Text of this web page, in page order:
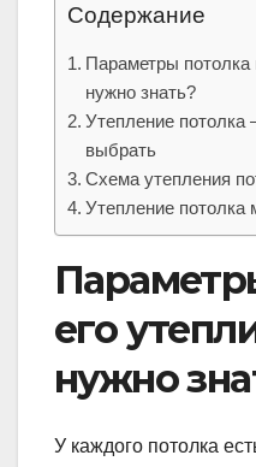
Содержание
Параметры потолка
нужно знать?
Утепление потолка
выбрать
Схема утепления
Утепление
его
нужно
У каждого потолка